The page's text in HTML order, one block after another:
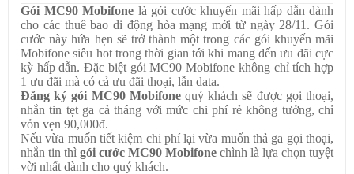
Gói MC90 Mobifone là gói cước khuyến mãi hấp dẫn dành
cho các thuê bao di động hòa mạng mới từ ngày 28/11. Gói
cước này hứa hẹn sẽ trở thành một trong các gói khuyến mãi
Mobifone siêu hot trong thời gian tới khi mang đến ưu đãi cực
kỳ hấp dẫn. Đặc biệt gói MC90 Mobifone không chỉ tích hợp
1 ưu đãi mà có cả ưu đãi thoại, lẫn data.
Đăng ký gói MC90 Mobifonequý khách sẽ được gọi thoại,
nhắn tin tẹt ga cả tháng với mức chi phí rẻ không tưởng, chỉ
vỏn vẹn 90,000đ.
Nếu vừa muốn tiết kiệm chi phí lại vừa muốn thả ga gọi thoại,
nhắn tin thì gói cước MC90 Mobifone chình là lựa chọn tuyệt
vời nhất dành cho quý khách.